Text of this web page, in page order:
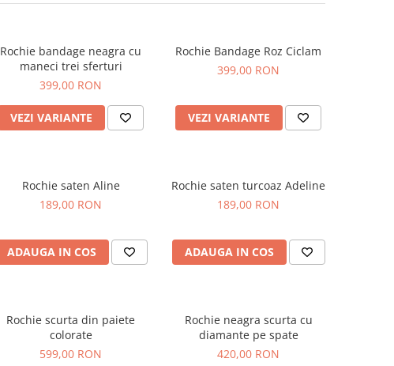
Rochie bandage neagra cu
maneci trei sferturi
399,00 RON
VEZI VARIANTE
Rochie Bandage Roz Ciclam
399,00 RON
VEZI VARIANTE
Rochie saten Aline
189,00 RON
ADAUGA IN COS
Rochie saten turcoaz Adeline
189,00 RON
ADAUGA IN COS
Rochie scurta din paiete
colorate
599,00 RON
Rochie neagra scurta cu
diamante pe spate
420,00 RON